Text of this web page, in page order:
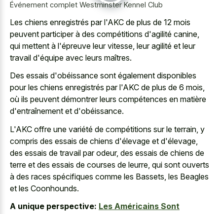
Événement complet Westminster Kennel Club
Les chiens enregistrés par l'AKC de plus de 12 mois
peuvent participer à des compétitions d'agilité canine,
qui mettent à l'épreuve leur vitesse, leur agilité et leur
travail d'équipe avec leurs maîtres.
Des essais d'obéissance sont également disponibles
pour les chiens enregistrés par l'AKC de plus de 6 mois,
où ils peuvent démontrer leurs compétences en matière
d'entraînement et d'obéissance.
L'AKC offre une variété de compétitions sur le terrain, y
compris des essais de chiens d'élevage et d'élevage,
des essais de travail par odeur, des essais de chiens de
terre et des essais de courses de leurre, qui sont ouverts
à des races spécifiques comme les Bassets, les Beagles
et les Coonhounds.
A unique perspective: Les Américains Sont